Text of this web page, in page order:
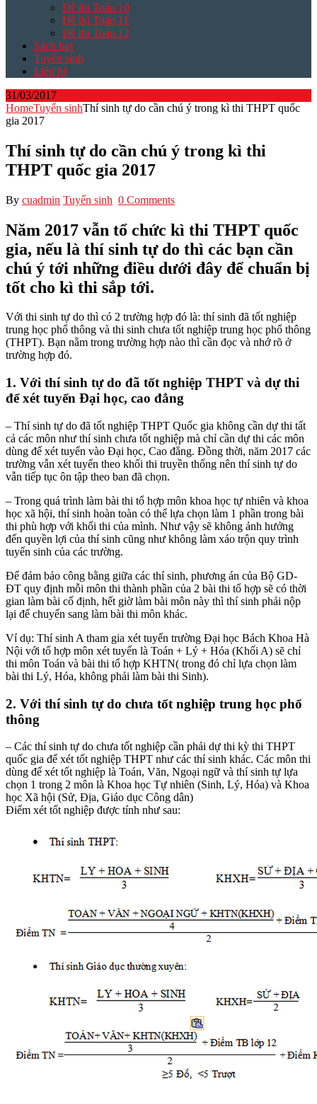
Đề thi Toán 10
Đề thi Toán 11
Đề thi Toán 12
Sách hay
Tuyển sinh
Liên hệ
31/03/2017
HomeTuyển sinhThí sinh tự do cần chú ý trong kì thi THPT quốc
gia 2017
Thí sinh tự do cần chú ý trong kì thi
THPT quốc gia 2017
By cuadmin Tuyển sinh 0 Comments
Năm 2017 vẫn tổ chức kì thi THPT quốc
gia, nếu là thí sinh tự do thì các bạn cần
chú ý tới những điều dưới đây để chuẩn bị
tốt cho kì thi sắp tới.
Với thi sinh tự do thì có 2 trường hợp đó là: thí sinh đã tốt nghiệp
trung học phổ thông và thi sinh chưa tốt nghiệp trung học phổ thông
(THPT). Bạn nằm trong trường hợp nào thì cần đọc và nhớ rõ ở
trường hợp đó.
1. Với thí sinh tự do đã tốt nghiệp THPT và dự thi
để xét tuyển Đại học, cao đẳng
– Thí sinh tự do đã tốt nghiệp THPT Quốc gia không cần dự thi tất
cả các môn như thí sinh chưa tốt nghiệp mà chỉ cần dự thi các môn
dùng để xét tuyển vào Đại học, Cao đẳng. Đồng thời, năm 2017 các
trường vẫn xét tuyển theo khối thi truyền thống nên thí sinh tự do
vẫn tiếp tục ôn tập theo ban đã chọn.
– Trong quá trình làm bài thi tổ hợp môn khoa học tự nhiên và khoa
học xã hội, thí sinh hoàn toàn có thể lựa chọn làm 1 phần trong bài
thi phù hợp với khối thi của mình. Như vậy sẽ không ảnh hưởng
đến quyền lợi của thí sinh cũng như không làm xáo trộn quy trình
tuyển sinh của các trường.
Để đảm bảo công bằng giữa các thí sinh, phương án của Bộ GD-
ĐT quy định mỗi môn thi thành phần của 2 bài thi tổ hợp sẽ có thời
gian làm bài cố định, hết giờ làm bài môn này thì thí sinh phải nộp
lại để chuyển sang làm bài thi môn khác.
Ví dụ: Thí sinh A tham gia xét tuyển trường Đại học Bách Khoa Hà
Nội với tổ hợp môn xét tuyển là Toán + Lý + Hóa (Khối A) sẽ chỉ
thi môn Toán và bài thi tổ hợp KHTN( trong đó chỉ lựa chọn làm
bài thi Lý, Hóa, không phải làm bài thi Sinh).
2. Với thí sinh tự do chưa tốt nghiệp trung học phổ
thông
– Các thí sinh tự do chưa tốt nghiệp cần phải dự thi kỳ thi THPT
quốc gia để xét tốt nghiệp THPT như các thí sinh khác. Các môn thi
dùng để xét tốt nghiệp là Toán, Văn, Ngoại ngữ và thí sinh tự lựa
chọn 1 trong 2 môn là Khoa học Tự nhiên (Sinh, Lý, Hóa) và Khoa
học Xã hội (Sử, Địa, Giáo dục Công dân)
Điểm xét tốt nghiệp được tính như sau: